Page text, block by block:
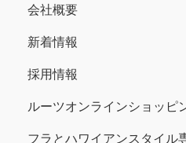
会社概要
新着情報
採用情報
ルーツオンラインショッピ
フラとハワイアンスタイル